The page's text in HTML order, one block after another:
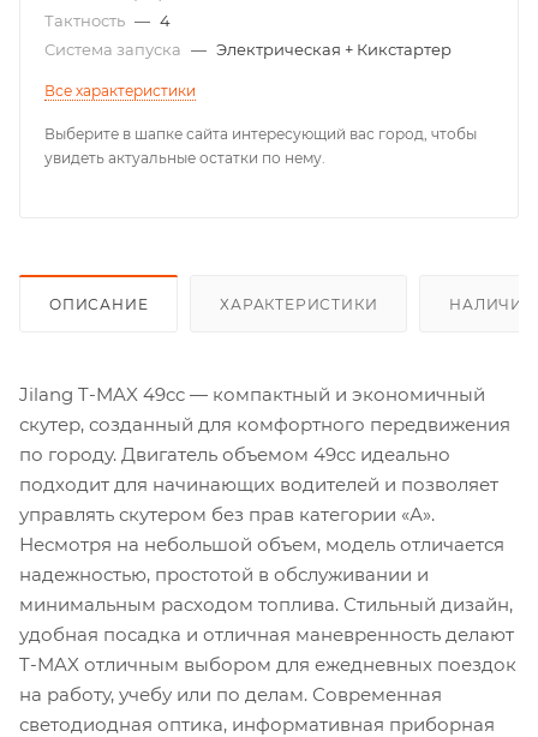
Тактность — 4
Система запуска — Электрическая + Кикстартер
Все характеристики
Выберите в шапке сайта интересующий вас город, чтобы
увидеть актуальные остатки по нему.
ОПИСАНИЕ ХАРАКТЕРИСТИКИ НАЛИЧИЕ
Jilang T-MAX 49cc — компактный и экономичный
скутер, созданный для комфортного передвижения
по городу. Двигатель объемом 49cc идеально
подходит для начинающих водителей и позволяет
управлять скутером без прав категории «А».
Несмотря на небольшой объем, модель отличается
надежностью, простотой в обслуживании и
минимальным расходом топлива. Стильный дизайн,
удобная посадка и отличная маневренность делают
T-MAX отличным выбором для ежедневных поездок
на работу, учебу или по делам. Современная
светодиодная оптика, информативная приборная